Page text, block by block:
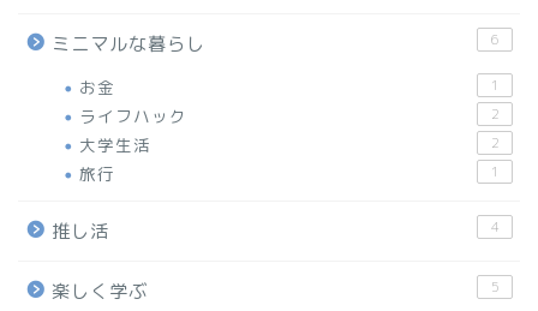
ミニマルな暮らし 6
お金 1
ライフハック 2
大学生活 2
旅行 1
推し活 4
楽しく学ぶ 5